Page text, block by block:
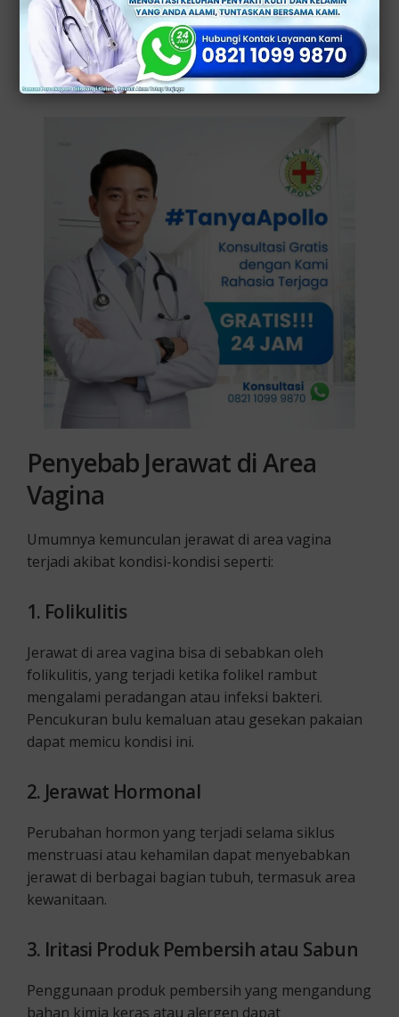
jerawat di area vagina yang tidak biasa maka
pastikan untuk sesegera mungkin melakukan
konsultasi dokter profesionalKlinik Utama Sentosa
Jakartaguna diagnosa akuratnya.
Penyebab Jerawat di Area
Vagina
Umumnya kemunculan jerawat di area vagina
terjadi akibat kondisi-kondisi seperti:
1. Folikulitis
Jerawat di area vagina bisa di sebabkan oleh
folikulitis, yang terjadi ketika folikel rambut
mengalami peradangan atau infeksi bakteri.
Pencukuran bulu kemaluan atau gesekan pakaian
dapat memicu kondisi ini.
2. Jerawat Hormonal
Perubahan hormon yang terjadi selama siklus
menstruasi atau kehamilan dapat menyebabkan
jerawat di berbagai bagian tubuh, termasuk area
kewanitaan.
3. Iritasi Produk Pembersih atau Sabun
Penggunaan produk pembersih yang mengandung
bahan kimia keras atau alergen dapat